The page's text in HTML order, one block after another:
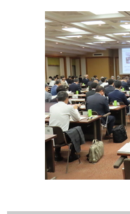
中国語（繁体字）
環境・衛生
都市整備
手当・助成
相談・支援・情報
観光なび
遊ぶ・体験する
買う・おみやげ
移住・定住
市政情報
中津市について
地方創生・地域活性化
行政・計画